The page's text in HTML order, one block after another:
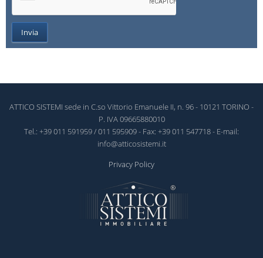
ATTICO SISTEMI sede in C.so Vittorio Emanuele II, n. 96 - 10121 TORINO -
P. IVA 09665880010
Tel.: +39 011 591959 / 011 595909 - Fax: +39 011 547718 - E-mail:
info@atticosistemi.it
Privacy Policy